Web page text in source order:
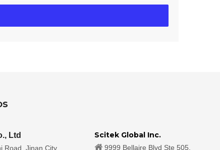
Ltd
Road, Jinan City,
Scitek Global Inc.
9999 Bellaire Blvd Ste 505,